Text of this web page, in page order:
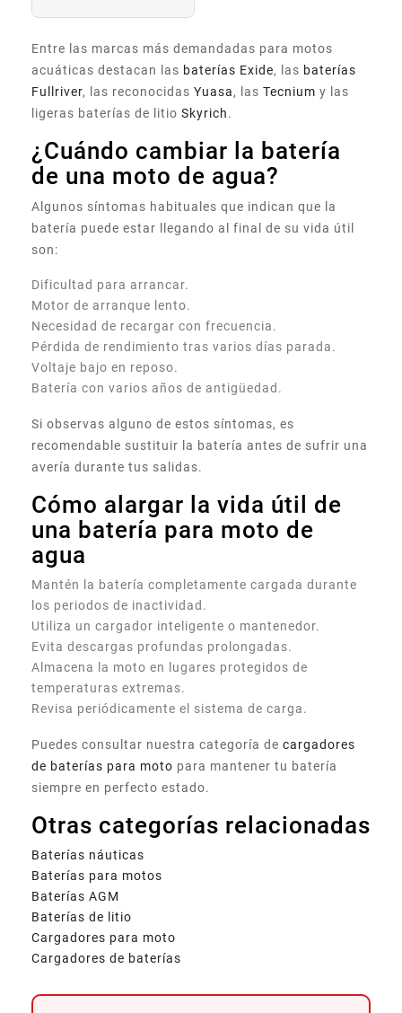
Entre las marcas más demandadas para motos
acuáticas destacan las baterías Exide, las baterías
Fullriver, las reconocidas Yuasa, las Tecnium y las
ligeras baterías de litio Skyrich.
¿Cuándo cambiar la batería
de una moto de agua?
Algunos síntomas habituales que indican que la
batería puede estar llegando al final de su vida útil
son:
Dificultad para arrancar.
Motor de arranque lento.
Necesidad de recargar con frecuencia.
Pérdida de rendimiento tras varios días parada.
Voltaje bajo en reposo.
Batería con varios años de antigüedad.
Si observas alguno de estos síntomas, es
recomendable sustituir la batería antes de sufrir una
avería durante tus salidas.
Cómo alargar la vida útil de
una batería para moto de
agua
Mantén la batería completamente cargada durante
los periodos de inactividad.
Utiliza un cargador inteligente o mantenedor.
Evita descargas profundas prolongadas.
Almacena la moto en lugares protegidos de
temperaturas extremas.
Revisa periódicamente el sistema de carga.
Puedes consultar nuestra categoría de cargadores
de baterías para moto para mantener tu batería
siempre en perfecto estado.
Otras categorías relacionadas
Baterías náuticas
Baterías para motos
Baterías AGM
Baterías de litio
Cargadores para moto
Cargadores de baterías